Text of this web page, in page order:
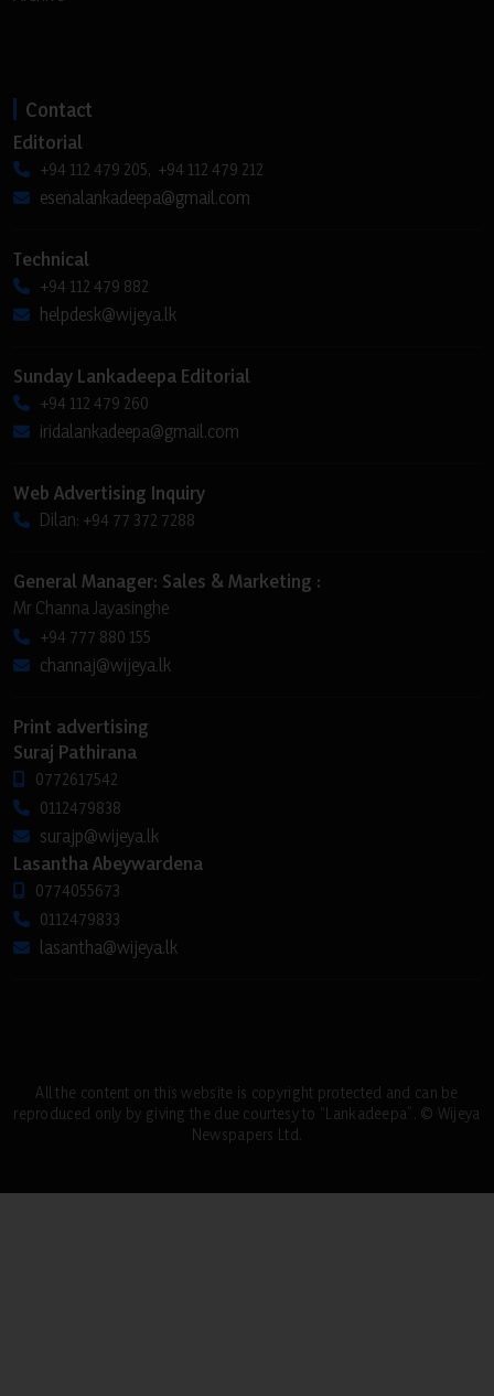
Contact
Editorial
+94 112 479 205, +94 112 479 212
esenalankadeepa@gmail.com
Technical
+94 112 479 882
helpdesk@wijeya.lk
Sunday Lankadeepa Editorial
+94 112 479 260
iridalankadeepa@gmail.com
Web Advertising Inquiry
Dilan: +94 77 372 7288
General Manager: Sales & Marketing :
Mr Channa Jayasinghe
+94 777 880 155
channaj@wijeya.lk
Print advertising
Suraj Pathirana
0772617542
0112479838
surajp@wijeya.lk
Lasantha Abeywardena
0774055673
0112479833
lasantha@wijeya.lk
All the content on this website is copyright protected and can be
reproduced only by giving the due courtesy to “Lankadeepa”. © Wijeya
Newspapers Ltd.